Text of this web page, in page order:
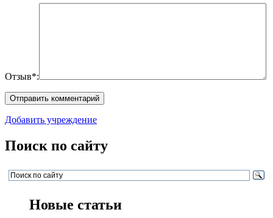
Отзыв*:
Добавить учреждение
Поиск по сайту
Новые статьи